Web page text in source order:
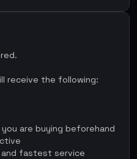
receive the following:
are buying beforehand
and fastest service